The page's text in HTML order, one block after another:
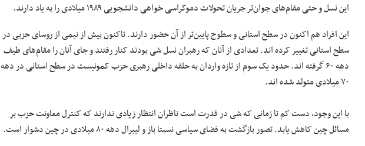
این نسل و حتی مقام‌های جوان‌تر جریان تحولات دموکراسی خواهی دانشجویی ۱۹۸۹ میلادی را به یاد دارند.
این افراد هم اکنون در سطح استانی و سطوح پایین‌تر از آن حضور دارند. تاکنون بیش از نیمی از روسای حزبی در
سطح استانی تغییر کرده اند. تعدادی از آنان که رهبران نسل شی بودند کنار رفتند و جای آنان را مقام‌های طیف
دهه ۶۰ گرفته اند. حدود یک سوم از تازه واردان به حلقه داخلی رهبری حزب کمونیست در سطح استانی در دهه
۷۰ میلادی متولد شده اند.
با این وجود، دست کم تا زمانی که شی در قدرت است ناظران انتظار زیادی ندارند که کنترل معاونت حزب بر
مسائل چین کاهش یابد. تصور بازگشت به فضای سیاسی نسبتا باز و لیبرال دهه ۸۰ میلادی در چین دشوار است.